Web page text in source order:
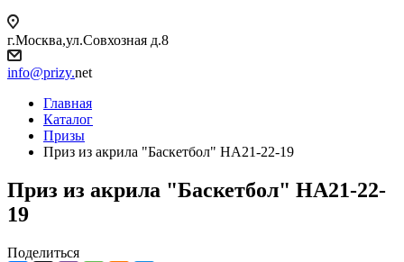
г.Москва,ул.Совхозная д.8
info@prizy.net
Главная
Каталог
Призы
Приз из акрила "Баскетбол" НА21-22-19
Приз из акрила "Баскетбол" НА21-22-
19
Поделиться